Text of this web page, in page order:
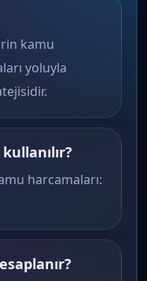
kamu
yoluyla
harcamaları: